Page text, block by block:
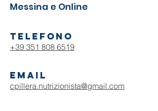
Messina e Online
TELEFONO
+39 351 808 6519
Email
cpillera.nutrizionista@gmail.com